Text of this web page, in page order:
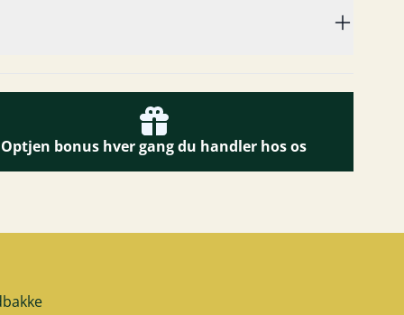
Optjen bonus hver gang du handler hos os